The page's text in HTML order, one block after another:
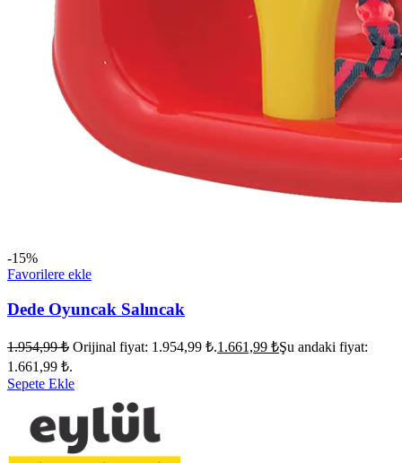
-15%
Favorilere ekle
Dede Oyuncak Salıncak
1.954,99₺ Orijinal fiyat: 1.954,99 ₺.1.661,99 ₺Şu andaki fiyat:
1.661,99 ₺.
Sepete Ekle